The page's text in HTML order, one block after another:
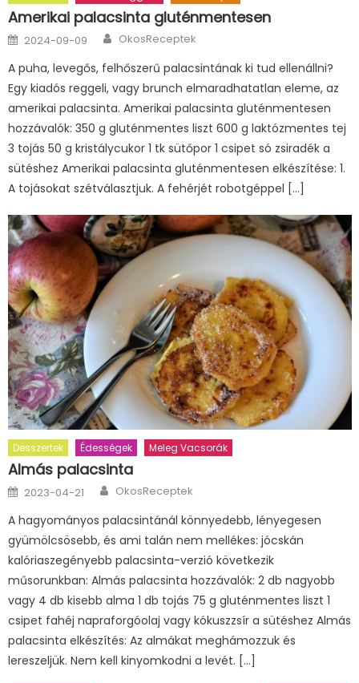
Amerikai palacsinta gluténmentesen
Posted
on
2024-09-09 Author
OkosReceptek
A puha, levegős, felhőszerű palacsintának ki tud ellenállni?
Egy kiadós reggeli, vagy brunch elmaradhatatlan eleme, az
amerikai palacsinta. Amerikai palacsinta gluténmentesen
hozzávalók: 350 g gluténmentes liszt 600 g laktózmentes tej
3 tojás 50 g kristálycukor 1 tk sütőpor 1 csipet só zsiradék a
sütéshez Amerikai palacsinta gluténmentesen elkészítése: 1.
A tojásokat szétválasztjuk. A fehérjét robotgéppel […]
Desszertek Édességek Meleg Vacsorák
Almás palacsinta
Posted
on
2023-04-21 Author
OkosReceptek
A hagyományos palacsintánál könnyedebb, lényegesen
gyümölcsösebb, és ami talán nem mellékes: jócskán
kalóriaszegényebb palacsinta-verzió következik
műsorunkban: Almás palacsinta hozzávalók: 2 db nagyobb
vagy 4 db kisebb alma 1 db tojás 75 g gluténmentes liszt 1
csipet fahéj napraforgóolaj vagy kókuszzsír a sütéshez Almás
palacsinta elkészítés: Az almákat meghámozzuk és
lereszeljük. Nem kell kinyomkodni a levét. […]